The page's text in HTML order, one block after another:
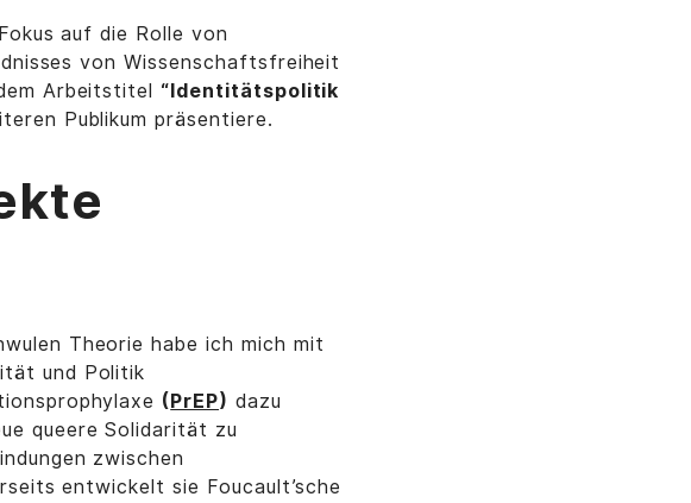
auf die Rolle von
von Wissenschaftsfreiheit
Arbeitstitel “Identitätspolitik
Publikum präsentiere.
Theorie habe ich mich mit
und Politik
( PrEP) dazu
queere Solidarität zu
zwischen
entwickelt sie Foucault’sche